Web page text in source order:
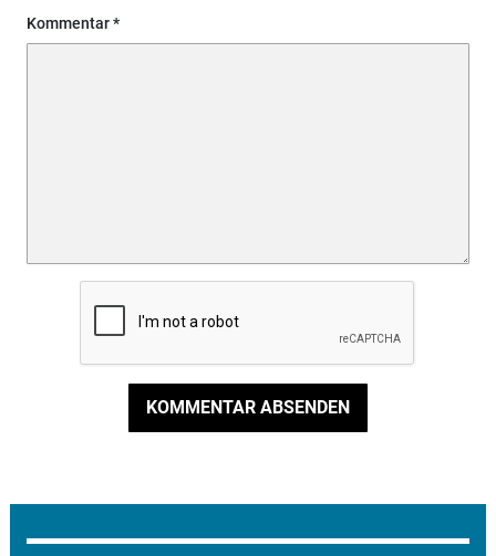
Kommentar
KOMMENTAR ABSENDEN